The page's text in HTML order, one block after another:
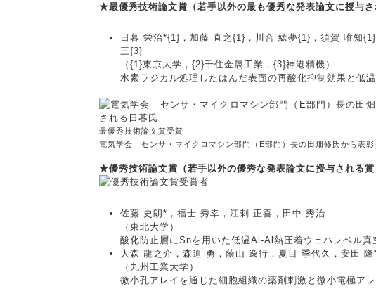
★最優秀技術論文賞（若手以外の最も優秀な発表論文に授与さ
日暮 栄治*{1}，加藤 直之{1}，川合 紘夢{1}，須賀 唯知
三{3}
（{1}東京大学，{2}千住金属工業，{3}神港精機）
水素ラジカル処理したはんだ表面の再酸化抑制効果と低
最優秀技術論文賞受賞
電気学会 センサ・マイクロマシン部門（E部門）長の田畑修氏から表彰
★優秀技術論文賞（若手以外の優秀な発表論文に授与される賞
佐藤 史朗*，福士 秀幸，江刺 正喜，田中 秀治
（東北大学）
酸化防止層にSnを用いた低温Al-Al熱圧着ウェハレベル真
大森 龍之介，森迫 勇，蔭山 逸行，夏目 季代久，安田 隆
（九州工業大学）
微小孔アレイを通じた細胞組織の薬剤刺激と微小電極ア